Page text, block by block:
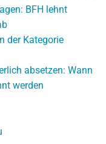
BFH lehnt
der Kategorie
absetzen: Wann
werden